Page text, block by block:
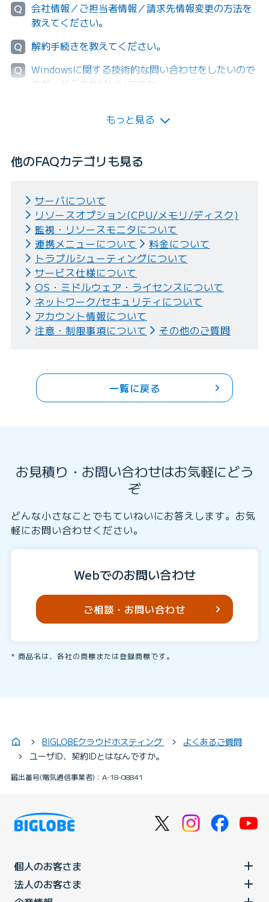
Q
会社情報／ご担当者情報／請求先情報変更の方法を
教えてください。
Q
解約手続きを教えてください。
Q
Windowsに関する技術的な問い合わせをしたいので
すが、どうすればいいですか。
もっと見る
他のFAQカテゴリも見る
サーバについて
リソースオプション(CPU/メモリ/ディスク)
監視・リソースモニタについて
連携メニューについて
料金について
トラブルシューティングについて
サービス仕様について
OS・ミドルウェア・ライセンスについて
ネットワーク/セキュリティについて
アカウント情報について
注意・制限事項について
その他のご質問
一覧に戻る
お見積り・お問い合わせはお気軽にどう
ぞ
どんな小さなことでもていねいにお答えします。お気
軽にお問い合わせください。
Webでのお問い合わせ
ご相談・お問い合わせ
商品名は、各社の商標または登録商標です。
BIGLOBEクラウドホスティング
よくあるご質問
ユーザID、契約IDとはなんですか。
届出番号(電気通信事業者)：A-18-08841
個人のお客さま
法人のお客さま